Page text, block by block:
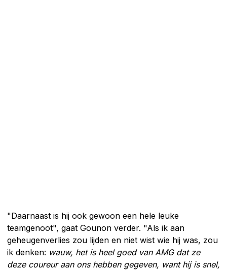
"Daarnaast is hij ook gewoon een hele leuke
teamgenoot", gaat Gounon verder. "Als ik aan
geheugenverlies zou lijden en niet wist wie hij was, zou
ik denken: wauw, het is heel goed van AMG dat ze
deze coureur aan ons hebben gegeven, want hij is snel,